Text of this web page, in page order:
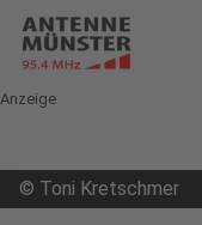
Anzeige
© Toni Kretschmer